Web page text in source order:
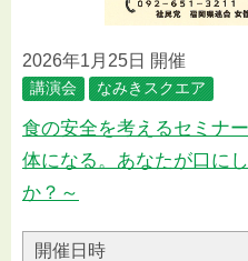
2026年1月25日 開催
講演会 なみきスクエア
食の安全を考えるセミナ
体になる。あなたが口に
か？～
開催日時